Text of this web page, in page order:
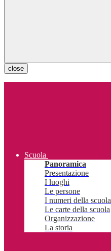
close
Scuola
Panoramica
Presentazione
I luoghi
Le persone
I numeri della scuola
Le carte della scuola
Organizzazione
La storia